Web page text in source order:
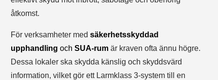
åtkomst.
För verksamheter medsäkerhetsskyddad
upphandling ochSUA-rum är kraven ofta ännu högre.
Dessa lokaler ska skydda känslig och skyddsvärd
information, vilket gör ett Larmklass 3-system till en